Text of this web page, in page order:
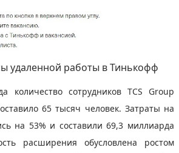
удаленной работы в Тинькофф
количество сотрудников TCS Group
65 тысяч человек. Затраты на
на 53% и составили 69,3 миллиарда
расширения обусловлена ростом